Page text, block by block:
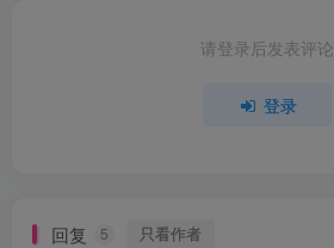
请登录后发表评论
登录
回复 5 只看作者